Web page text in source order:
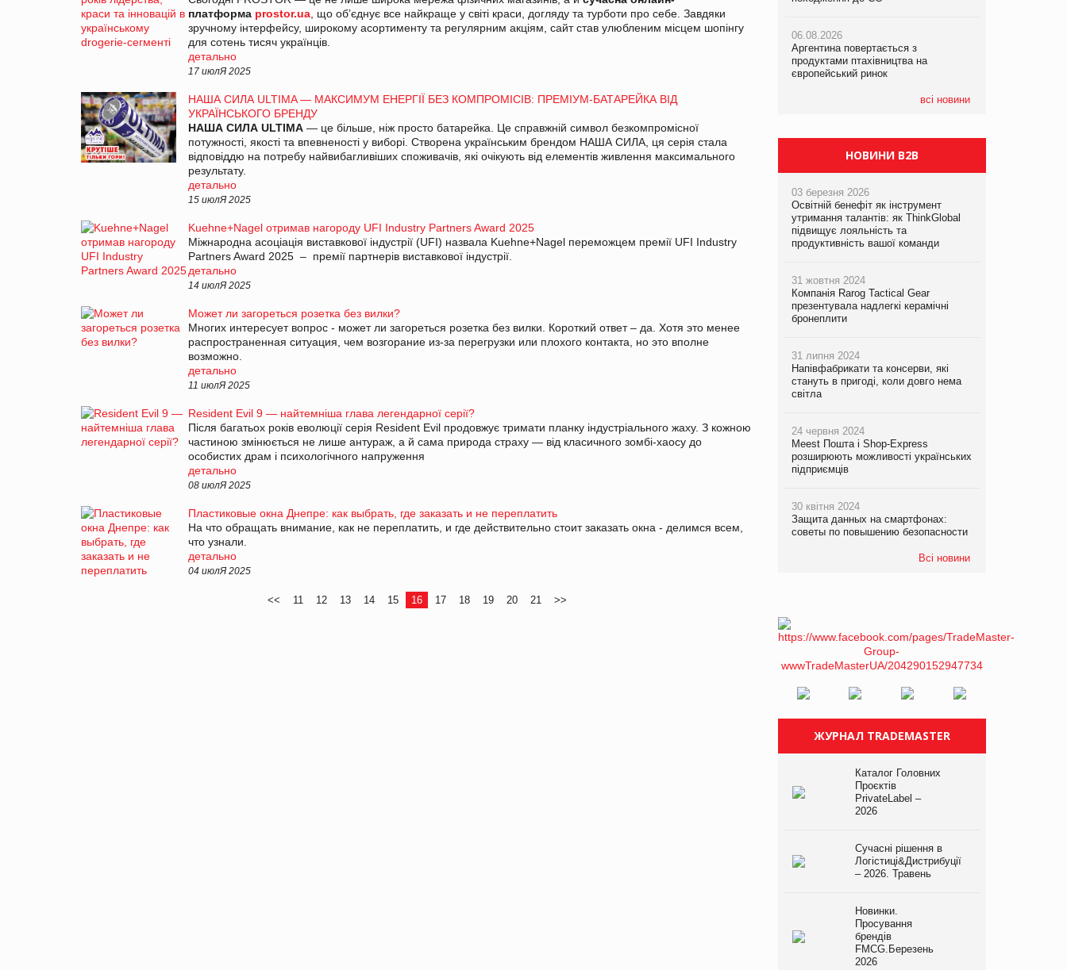
платформа prostor.ua , що об’єднує все найкраще у світі краси, догляду та турботи про себе. Завдяки
зручному інтерфейсу, широкому асортименту та регулярним акціям, сайт став улюбленим місцем шопінгу
для сотень тисяч українців.
детально
17 июлЯ 2025
НАША СИЛА ULTIMA — МАКСИМУМ ЕНЕРГІЇ БЕЗ КОМПРОМІСІВ: ПРЕМІУМ-БАТАРЕЙКА ВІД
УКРАЇНСЬКОГО БРЕНДУ
НАША СИЛА ULTIMA — це більше, ніж просто батарейка. Це справжній символ безкомпромісної
потужності, якості та впевненості у виборі. Створена українським брендом НАША СИЛА, ця серія стала
відповіддю на потребу найвибагливіших споживачів, які очікують від елементів живлення максимального
результату.
детально
15 июлЯ 2025
Kuehne+Nagel отримав нагороду UFI Industry Partners Award 2025
Міжнародна асоціація виставкової індустрії (UFI) назвала Kuehne+Nagel переможцем премії UFI Industry
Partners Award 2025 – премії партнерів виставкової індустрії.
детально
14 июлЯ 2025
Может ли загореться розетка без вилки?
Многих интересует вопрос - может ли загореться розетка без вилки. Короткий ответ – да. Хотя это менее
распространенная ситуация, чем возгорание из-за перегрузки или плохого контакта, но это вполне
возможно.
детально
11 июлЯ 2025
Resident Evil 9 — найтемніша глава легендарної серії?
Після багатьох років еволюції серія Resident Evil продовжує тримати планку індустріального жаху. З кожною
частиною змінюється не лише антураж, а й сама природа страху — від класичного зомбі-хаосу до
особистих драм і психологічного напруження
детально
08 июлЯ 2025
Пластиковые окна Днепре: как выбрать, где заказать и не переплатить
На что обращать внимание, как не переплатить, и где действительно стоит заказать окна - делимся всем,
что узнали.
детально
04 июлЯ 2025
<< 11 12 13 14 15 16 17 18 19 20 21 >>
06.08.2026
Аргентина повертається з
продуктами птахівництва на
європейський ринок
всі новини
05.08.2026
Смачне поповнення дитячого меню:
у VARUS з’явилися новинки від ТМ
ТОКЕРИ
хлібобулочні вироби на
PrivateLabel&FMCG Master 2026
06.08.2026
Аргентина повертається з
продуктами птахівництва на
європейський ринок
НОВИНИ B2B
03 березня 2026
Освітній бенефіт як інструмент
утримання талантів: як ThinkGlobal
підвищує лояльність та
продуктивність вашої команди
31 жовтня 2024
Компанія Rarog Tactical Gear
презентувала надлегкі керамічні
бронеплити
31 липня 2024
Напівфабрикати та консерви, які
стануть в пригоді, коли довго нема
світла
24 червня 2024
Meest Пошта і Shop-Express
розширюють можливості українських
підприємців
30 квітня 2024
Защита данных на смартфонах:
советы по повышению безопасности
Всі новини
ЖУРНАЛ TRADEMASTER
Каталог Головних
Проєктів
PrivateLabel –
2026
Сучасні рішення в
Логістиці&Дистрибуції
– 2026. Травень
Новинки.
Просування
брендів
FMCG.Березень
2026